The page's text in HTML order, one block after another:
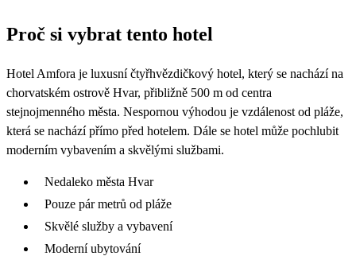
Proč si vybrat tento hotel
Hotel Amfora je luxusní čtyřhvězdičkový hotel, který se nachází na
chorvatském ostrově Hvar, přibližně 500 m od centra
stejnojmenného města. Nespornou výhodou je vzdálenost od pláže,
která se nachází přímo před hotelem. Dále se hotel může pochlubit
moderním vybavením a skvělými službami.
Nedaleko města Hvar
Pouze pár metrů od pláže
Skvělé služby a vybavení
Moderní ubytování